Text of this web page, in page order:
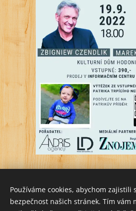
Používáme cookies, abychom zajistili
bezpečnost našich stránek. Tím vám